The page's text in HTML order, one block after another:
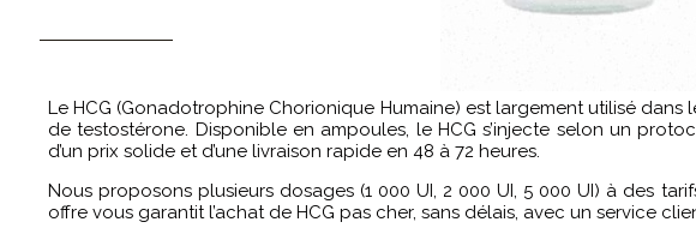
Le HCG (Gonadotrophine Chorionique Humaine) est largement utilisé
de testostérone. Disponible en ampoules, le HCG s’injecte selon un
d’un prix solide et d’une livraison rapide en 48 à 72 heures.
Nous proposons plusieurs dosages (1 000 UI, 2 000 UI, 5 000 UI) à des
offre vous garantit l’achat de HCG pas cher, sans délais, avec un service